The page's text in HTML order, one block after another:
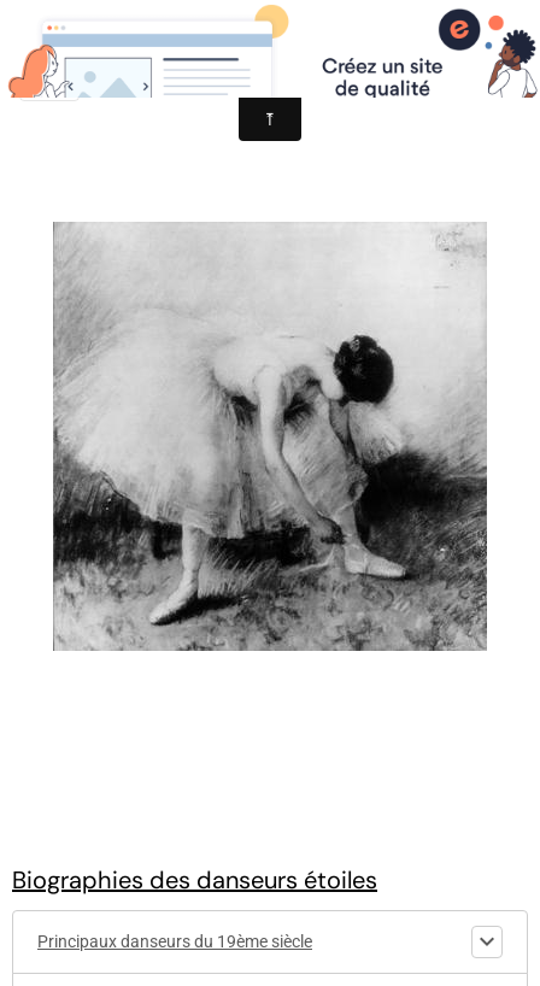
les étoiles de l'Opéra de Paris
Biographies des danseurs étoiles
Principaux danseurs du 19ème siècle